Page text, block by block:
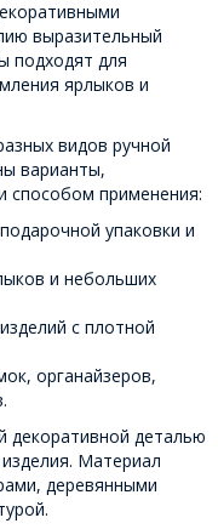
выразительный
подходят для
ярлыков и
видов ручной
варианты,
способом применения:
упаковки и
и небольших
с плотной
органайзеров,
декоративной деталью
Материал
деревянными